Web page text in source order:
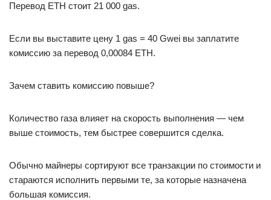
Перевод ETH стоит 21 000 gas.
Если вы выставите цену 1 gas = 40 Gwei вы заплатите
комиссию за перевод 0,00084 ETH.
Зачем ставить комиссию повыше?
Количество газа влияет на скорость выполнения — чем
выше стоимость, тем быстрее совершится сделка.
Обычно майнеры сортируют все транзакции по стоимости и
стараются исполнить первыми те, за которые назначена
большая комиссия.